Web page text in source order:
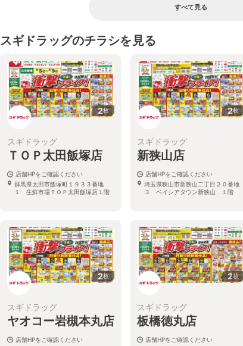
すべて見る
スギドラッグのチラシを見る
2枚
スギドラッグ
ＴＯＰ太田飯塚店
店舗HPをご確認ください
群馬県太田市飯塚町１９３３番地
１ 生鮮市場ＴＯＰ太田飯塚店１階
2枚
スギドラッグ
新狭山店
店舗HPをご確認ください
埼玉県狭山市新狭山二丁目２０番地
３ ベイシアタウン新狭山 １階
2枚
スギドラッグ
ヤオコー岩槻本丸店
店舗HPをご確認ください
2枚
スギドラッグ
板橋徳丸店
店舗HPをご確認ください